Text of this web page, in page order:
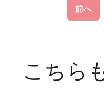
前へ
こちら